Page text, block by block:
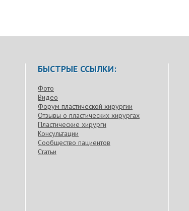
БЫСТРЫЕ ССЫЛКИ:
Фото
Видео
Форум пластической хирургии
Отзывы о пластических хирургах
Пластические хирурги
Консультации
Сообщество пациентов
Статьи